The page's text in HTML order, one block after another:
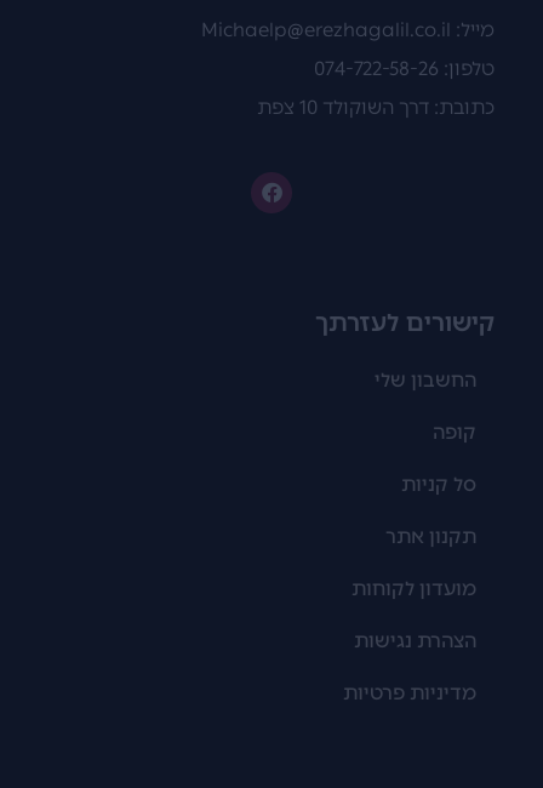
מייל:Michaelp@erezhagalil.co.il
טלפון: 074-722-58-26
כתובת: דרך השוקולד 10 צפת
קישורים לעזרתך
החשבון שלי
קופה
סל קניות
תקנון אתר
מועדון לקוחות
הצהרת נגישות
מדיניות פרטיות